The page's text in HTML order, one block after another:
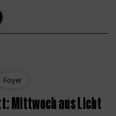
Foyer
Mittwoch aus Licht